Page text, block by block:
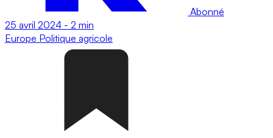
Abonné
25 avril 2024 - 2 min
Europe Politique agricole